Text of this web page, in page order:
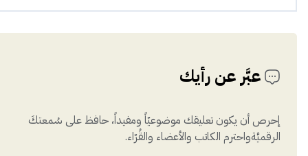
عبَّر عن رأيك
إحرص أن يكون تعليقك موضوعيّاً ومفيداً، حافظ على سُمعتكَ
الرقميَّةواحترم الكاتب والأعضاء والقُرّاء.